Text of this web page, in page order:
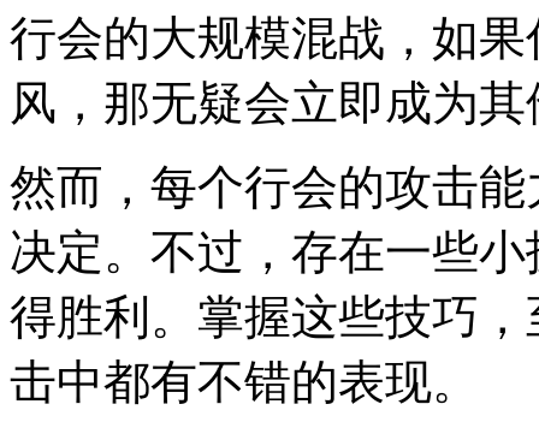
行会的大规模混战，如
风，那无疑会立即成为
然而，每个行会的攻击
决定。不过，存在一些
得胜利。掌握这些技巧
击中都有不错的表现。